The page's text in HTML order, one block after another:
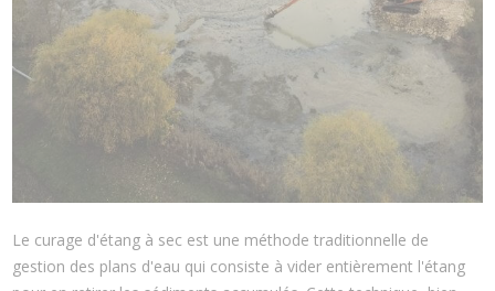
Le curage d'étang à sec est une méthode traditionnelle de
gestion des plans d'eau qui consiste à vider entièrement l'étang